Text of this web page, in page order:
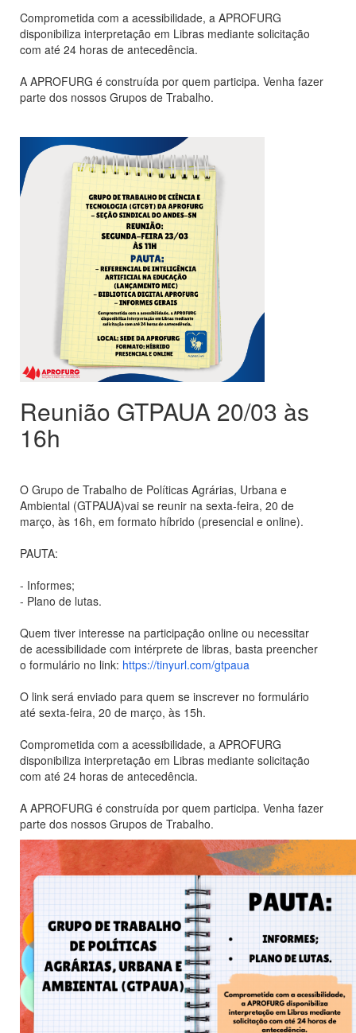
Comprometida com a acessibilidade, a APROFURG
disponibiliza interpretação em Libras mediante solicitação
com até 24 horas de antecedência.
A APROFURG é construída por quem participa. Venha fazer
parte dos nossos Grupos de Trabalho.
Reunião GTPAUA 20/03 às
16h
O Grupo de Trabalho de Políticas Agrárias, Urbana e
Ambiental (GTPAUA)vai se reunir na sexta-feira, 20 de
março, às 16h, em formato híbrido (presencial e online).
PAUTA:
- Informes;
- Plano de lutas.
Quem tiver interesse na participação online ou necessitar
de acessibilidade com intérprete de libras, basta preencher
o formulário no link: https://tinyurl.com/gtpaua
O link será enviado para quem se inscrever no formulário
até sexta-feira, 20 de março, às 15h.
Comprometida com a acessibilidade, a APROFURG
disponibiliza interpretação em Libras mediante solicitação
com até 24 horas de antecedência.
A APROFURG é construída por quem participa. Venha fazer
parte dos nossos Grupos de Trabalho.